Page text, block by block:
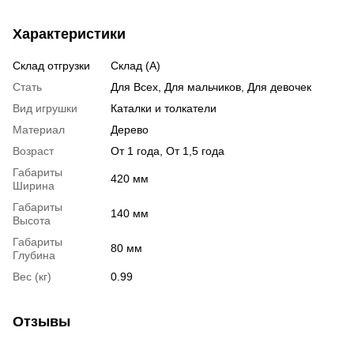
Характеристики
Склад отгрузки
Склад (А)
Стать
Для Всех, Для мальчиков, Для девочек
Вид игрушки
Каталки и толкатели
Материал
Дерево
Возраст
От 1 года, От 1,5 года
Габариты
Ширина
420 мм
Габариты
Высота
140 мм
Габариты
Глубина
80 мм
Вес (кг) 0.99
Отзывы